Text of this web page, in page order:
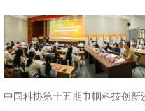
中国科协第十五期巾帼科技创